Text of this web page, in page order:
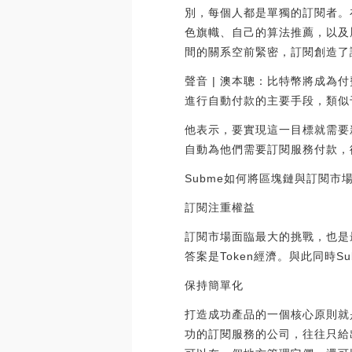
別，每個人都是單獨的訂閱者
色旗幟、自己的算法推薦，以
間的關系空前緊密，訂閱創造
聲音 | 澳本聰：比特幣將成為
進行自動付款的主要手段，類
他表示，要實現這一目標就需
自動為他們需要訂閱服務付款
Subme如何將區塊鏈與訂閱市
訂閱注重權益
訂閱市場面臨最大的挑戰，也
答案是Token經濟。與此同時
保持簡單化
打造成功產品的一個核心原則
功的訂閱服務的公司，往往只